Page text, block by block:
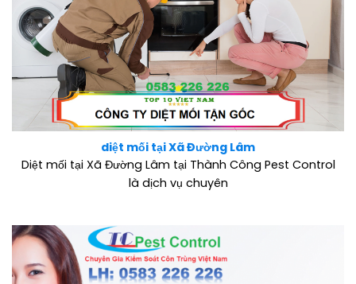
diệt mối tại Xã Đường Lâm
Diệt mối tại Xã Đường Lâm tại Thành Công Pest Control
là dịch vụ chuyên